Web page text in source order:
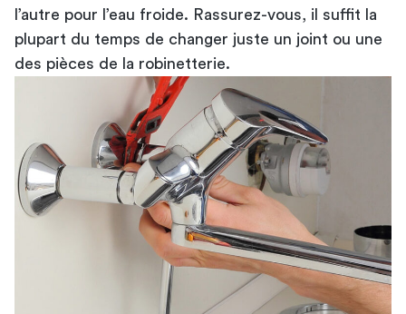
l’autre pour l’eau froide. Rassurez-vous, il suffit la
plupart du temps de changer juste un joint ou une
des pièces de la robinetterie.